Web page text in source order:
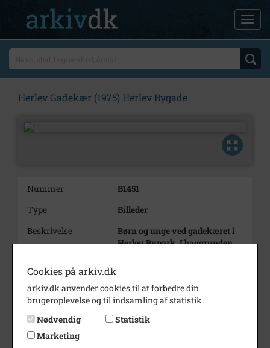
Herlev Gadekær (1975) Herlev Bygade
Nummer
B1451
Type
Billeder
Beskrivelse
Børn og unge ved gadekæret i
Herlev Bypark. I baggrunden
Årstal
Fotograf
Peter Præstrud
Størrelse
18x24cm
Materiale
Cookies på arkiv.dk
arkiv.dk anvender cookies til at forbedre din
brugeroplevelse og til indsamling af statistik.
Nødvendig
Statistik
Marketing